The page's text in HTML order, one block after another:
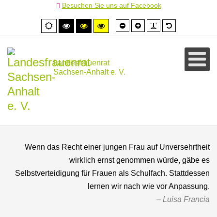
Besuchen Sie uns auf Facebook
Normale
Ansicht
Hoher
Kontrast
Hoher
Kontrast
Hoher
Kontrast
Schrift
kleiner
Schrift
größer
Landesfrauenrat
Sachsen-Anhalt e. V.
Wenn das Recht einer jungen Frau auf Unversehrtheit
wirklich ernst genommen würde, gäbe es
Selbstverteidigung für Frauen als Schulfach. Stattdessen
lernen wir nach wie vor Anpassung.
Luisa Francia